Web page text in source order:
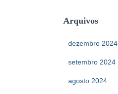
Arquivos
dezembro 2024
setembro 2024
agosto 2024